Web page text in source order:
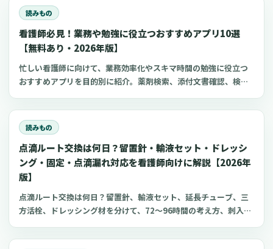
読みもの
看護師必見！業務や勉強に役立つおすすめアプリ10選
【無料あり・2026年版】
忙しい看護師に向けて、業務効率化やスキマ時間の勉強に役立つ
おすすめアプリを目的別に紹介。薬剤検索、添付文書確認、検査
心電図学習、シフト管理など、現場や復職準備で使いやすいアプ
リをまとめました。
読みもの
点滴ルート交換は何日？留置針・輸液セット・ドレッシ
ング・固定・点滴漏れ対応を看護師向けに解説【2026年
版】
点滴ルート交換は何日？留置針、輸液セット、延長チューブ、三
方活栓、ドレッシング材を分けて、72〜96時間の考え方、刺入部